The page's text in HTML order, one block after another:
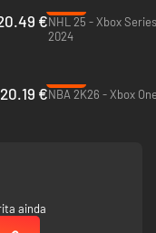
€NHL 25 - Xbox
2024
20.19 €NBA 2K26 - Xbox
ainda